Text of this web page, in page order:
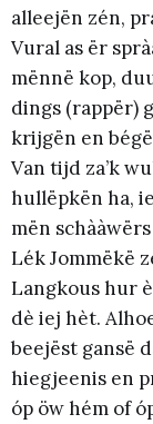
alleejën zén,
Vural as ër
mënnë kop,
dings (rappër)
krijgën en
Van tijd za’k
hullëpkën ha,
mën
Lék Jommëkë
Langkous hur
dè iej hèt.
beejëst gansë
hiegjeenis en
óp öw hém of